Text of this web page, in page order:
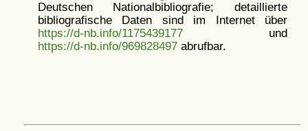
Deutschen Nationalbibliografie; detaillierte
bibliografische Daten sind im Internet über
https://d-nb.info/1175439177und
https://d-nb.info/969828497abrufbar.